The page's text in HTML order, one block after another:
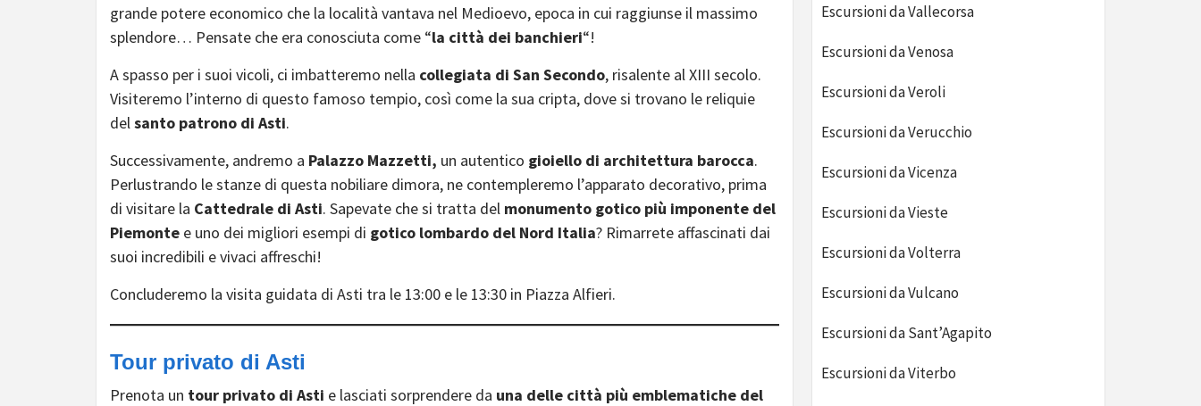
grande potere economico che la località vantava nel Medioevo, epoca in cui raggiunse il massimo
splendore… Pensate che era conosciuta come “la città dei banchieri“!
A spasso per i suoi vicoli, ci imbatteremo nella collegiata di San Secondo, risalente al XIII secolo.
Visiteremo l’interno di questo famoso tempio, così come la sua cripta, dove si trovano le reliquie
delsanto patrono di Asti.
Successivamente, andremo a Palazzo Mazzetti, un autentico gioiello di architettura barocca.
Perlustrando le stanze di questa nobiliare dimora, ne contempleremo l’apparato decorativo, prima
di visitare la Cattedrale di Asti. Sapevate che si tratta del monumento gotico più imponente del
Piemonte e uno dei migliori esempi di gotico lombardo del Nord Italia? Rimarrete affascinati dai
suoi incredibili e vivaci affreschi!
Concluderemo la visita guidata di Asti tra le 13:00 e le 13:30 in Piazza Alfieri.
Tour privato di Asti
Prenota un tour privato di Asti e lasciati sorprendere da una delle città più emblematiche del
Escursioni da Vallecorsa
Escursioni da Venosa
Escursioni da Veroli
Escursioni da Verucchio
Escursioni da Vicenza
Escursioni da Vieste
Escursioni da Volterra
Escursioni da Vulcano
Escursioni da Sant’Agapito
Escursioni da Viterbo